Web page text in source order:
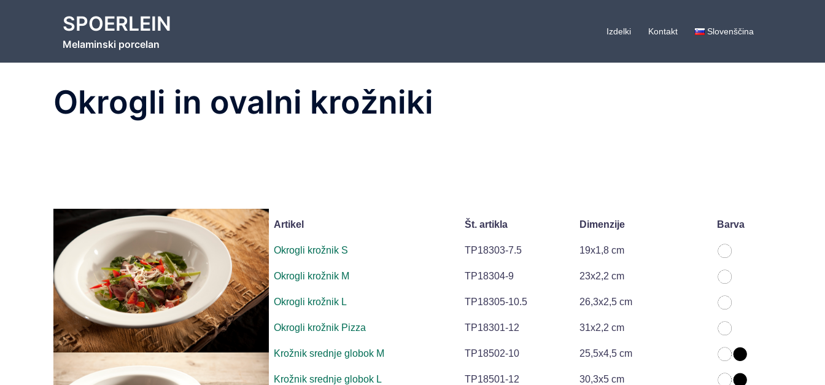
SPOERLEIN
Melaminski porcelan
Izdelki Kontakt Slovenščina
Okrogli in ovalni krožniki
Artikel Št. artikla Dimenzije Barva
Okrogli krožnik S TP18303-7.5 19x1,8 cm
Okrogli krožnik M TP18304-9 23x2,2 cm
Okrogli krožnik L TP18305-10.5 26,3x2,5 cm
Okrogli krožnik Pizza TP18301-12 31x2,2 cm
Krožnik srednje globok M TP18502-10 25,5x4,5 cm
Krožnik srednje globok L TP18501-12 30,3x5 cm